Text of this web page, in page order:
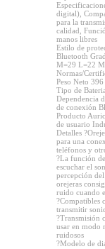
digital),
para la
calidad,
manos libres
Estilo de
Bluetooth
M=29 L=22
Normas/
Peso Neto
Tipo de
Dependencia
de conexión
Producto
de usuario
Detalles
para una
teléfonos y
?La función
escuchar el
percepción
orejeras
ruido cuando
?Compatibles
transmitir
?Transmisión
usar en modo
ruidosos
?Modelo de